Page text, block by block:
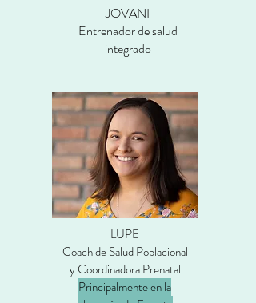
JOVANI
Entrenador de salud
integrado
LUPE
Coach de Salud Poblacional
y Coordinadora Prenatal
Principalmente en la